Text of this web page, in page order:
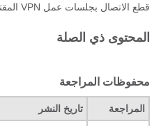
قطع الاتصال بجلسات عمل VPN المقترنة.
المحتوى ذي الصلة
محفوظات المراجعة
المراجعة تاريخ النشر